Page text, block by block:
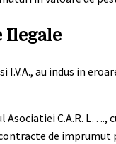
Ilegale
si I.V.A., au indus in
C.A.R.
de